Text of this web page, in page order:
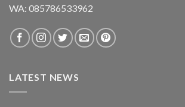
WA: 085786533962
LATEST NEWS